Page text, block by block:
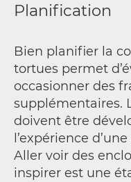
Planification
Bien planifier la
tortues permet
occasionner des
supplémentaires.
doivent être
l’expérience
Aller voir des
inspirer est une